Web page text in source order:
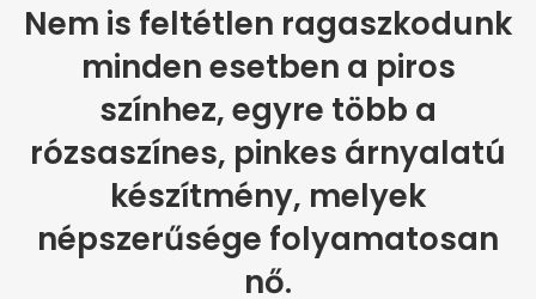
Nem is feltétlen ragaszkodunk
minden esetben a piros
színhez, egyre több a
rózsaszínes, pinkes árnyalatú
készítmény, melyek
népszerűsége folyamatosan
nő.